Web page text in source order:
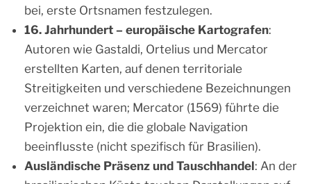
bei, erste Ortsnamen festzulegen.
16. Jahrhundert – europäische Kartografen:
Autoren wie Gastaldi, Ortelius und Mercator
erstellten Karten, auf denen territoriale
Streitigkeiten und verschiedene Bezeichnungen
verzeichnet waren; Mercator (1569) führte die
Projektion ein, die die globale Navigation
beeinflusste (nicht spezifisch für Brasilien).
Ausländische Präsenz und Tauschhandel: An der